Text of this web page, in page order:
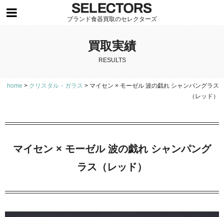
ブランド食器買取のセレクターズ
買取実績
RESULTS
home > クリスタル・ガラス > マイセン × モーゼル 波の戯れ シャンパングラス
（レッド）
マイセン × モーゼル 波の戯れ シャンパング
ラス（レッド）